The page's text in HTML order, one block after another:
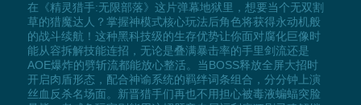
在《精灵猎手:无限部落》这片弹幕地狱里，想要当个无双割
草的猎魔达人？掌握神模式核心玩法后角色将获得永动机般
的战斗续航！这种黑科技级的生存优势让你面对腐化巨像时
能从容拆解技能连招，无论是叠满暴击率的手里剑流还是
AOE爆炸的劈斩流都能放心整活。当BOSS释放全屏大招时
开启肉盾形态，配合神谕系统的羁绊词条组合，分分钟上演
丝血反杀名场面。新晋猎手们再也不用担心被毒液蝙蝠突脸